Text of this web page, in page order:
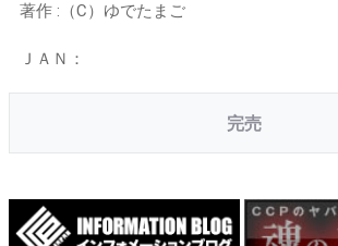
著作 :（C）ゆでたまご
ＪＡＮ：
完売